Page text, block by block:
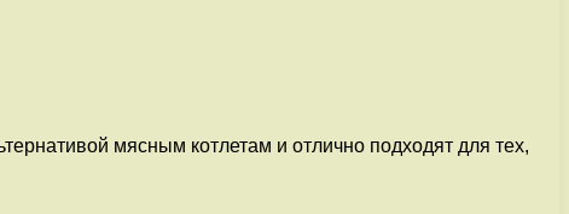
мясным котлетам и отлично подходят для тех,